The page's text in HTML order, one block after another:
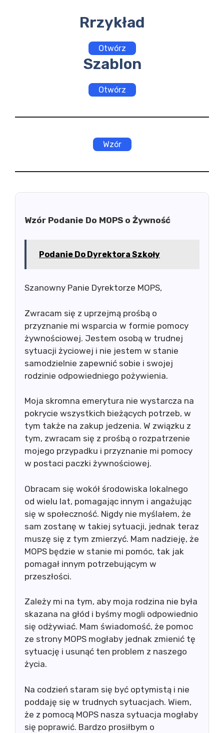
Rrzykład
Otwórz
Szablon
Otwórz
Wzór
Wzór Podanie Do MOPS o Żywność
Podanie Do Dyrektora Szkoły
Szanowny Panie Dyrektorze MOPS,
Zwracam się z uprzejmą prośbą o
przyznanie mi wsparcia w formie pomocy
żywnościowej. Jestem osobą w trudnej
sytuacji życiowej i nie jestem w stanie
samodzielnie zapewnić sobie i swojej
rodzinie odpowiedniego pożywienia.
Moja skromna emerytura nie wystarcza na
pokrycie wszystkich bieżących potrzeb, w
tym także na zakup jedzenia. W związku z
tym, zwracam się z prośbą o rozpatrzenie
mojego przypadku i przyznanie mi pomocy
w postaci paczki żywnościowej.
Obracam się wokół środowiska lokalnego
od wielu lat, pomagając innym i angażując
się w społeczność. Nigdy nie myślałem, że
sam zostanę w takiej sytuacji, jednak teraz
muszę się z tym zmierzyć. Mam nadzieję, że
MOPS będzie w stanie mi pomóc, tak jak
pomagał innym potrzebującym w
przeszłości.
Zależy mi na tym, aby moja rodzina nie była
skazana na głód i byśmy mogli odpowiednio
się odżywiać. Mam świadomość, że pomoc
ze strony MOPS mogłaby jednak zmienić tę
sytuację i usunąć ten problem z naszego
życia.
Na codzień staram się być optymistą i nie
poddaję się w trudnych sytuacjach. Wiem,
że z pomocą MOPS nasza sytuacja mogłaby
się poprawić. Bardzo prosiłbym o